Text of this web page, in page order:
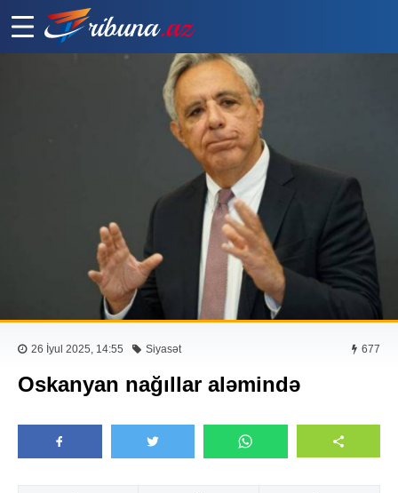
26 İyul 2025, 14:55 Siyasət 677
Oskanyan nağıllar aləmində